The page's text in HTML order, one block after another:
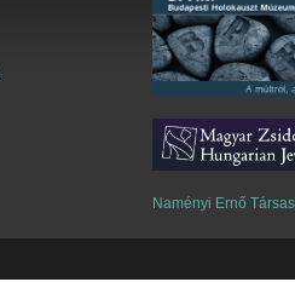
Naményi Ernő